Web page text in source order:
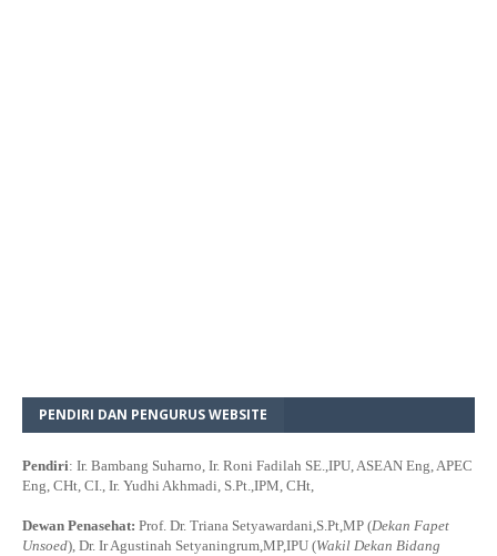
PENDIRI DAN PENGURUS WEBSITE
Pendiri: Ir. Bambang Suharno, Ir. Roni Fadilah SE.,IPU, ASEAN Eng, APEC
Eng, CHt, CI., Ir. Yudhi Akhmadi, S.Pt.,IPM, CHt,
Dewan Penasehat: Prof. Dr. Triana Setyawardani,S.Pt,MP (Dekan Fapet
Unsoed), Dr. Ir Agustinah Setyaningrum,MP,IPU (Wakil Dekan Bidang